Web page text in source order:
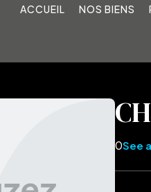
ACCUEIL NOS BIENS
0See